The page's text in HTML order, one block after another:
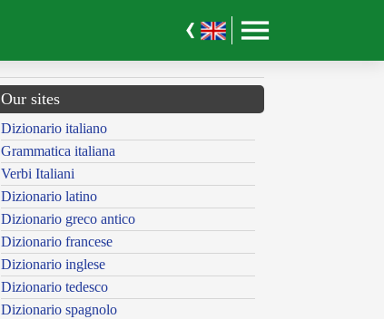
Our sites
Dizionario italiano
Grammatica italiana
Verbi Italiani
Dizionario latino
Dizionario greco antico
Dizionario francese
Dizionario inglese
Dizionario tedesco
Dizionario spagnolo